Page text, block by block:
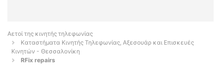
Αετοί της κινητής τηλεφωνίας
Καταστήματα Κινητής Τηλεφωνίας, Αξεσουάρ και Επισκευές
Κινητών - Θεσσαλονίκη
RFix repairs